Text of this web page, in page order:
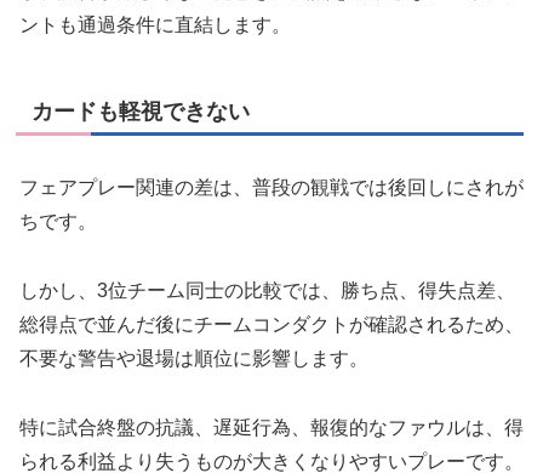
ントも通過条件に直結します。
カードも軽視できない
フェアプレー関連の差は、普段の観戦では後回しにされが
ちです。
しかし、3位チーム同士の比較では、勝ち点、得失点差、
総得点で並んだ後にチームコンダクトが確認されるため、
不要な警告や退場は順位に影響します。
特に試合終盤の抗議、遅延行為、報復的なファウルは、得
られる利益より失うものが大きくなりやすいプレーです。